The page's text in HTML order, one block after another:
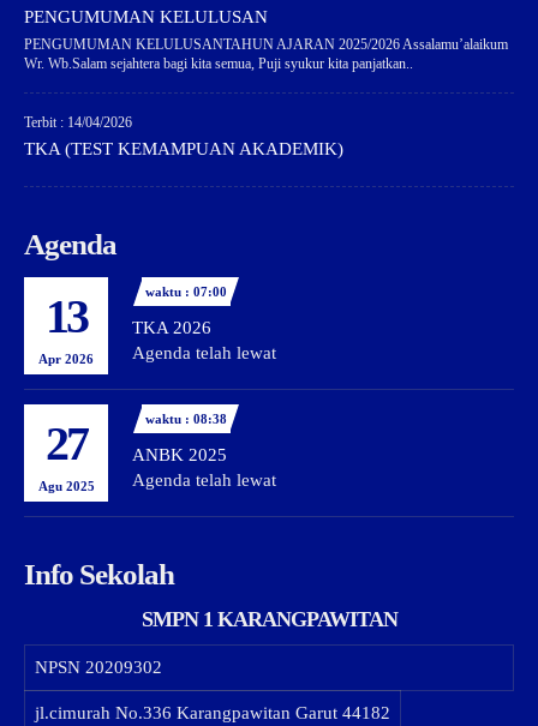
PENGUMUMAN KELULUSAN
PENGUMUMAN KELULUSANTAHUN AJARAN 2025/2026 Assalamu’alaikum
Wr. Wb.Salam sejahtera bagi kita semua, Puji syukur kita panjatkan..
Terbit : 14/04/2026
TKA (TEST KEMAMPUAN AKADEMIK)
Agenda
13
Apr 2026
waktu : 07:00
TKA 2026
Agenda telah lewat
27
Agu 2025
waktu : 08:38
ANBK 2025
Agenda telah lewat
Info Sekolah
SMPN 1 KARANGPAWITAN
NPSN 20209302
jl.cimurah No.336 Karangpawitan Garut 44182